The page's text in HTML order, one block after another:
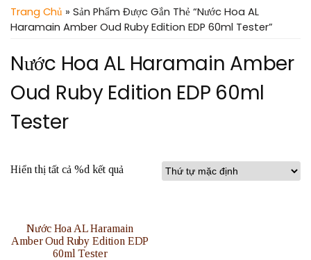
Trang Chủ » Sản Phẩm Được Gắn Thẻ “Nước Hoa AL
Haramain Amber Oud Ruby Edition EDP 60ml Tester”
Nước Hoa AL Haramain Amber
Oud Ruby Edition EDP 60ml
Tester
Hiển thị tất cả %d kết quả
Nước Hoa AL Haramain
Amber Oud Ruby Edition EDP
60ml Tester